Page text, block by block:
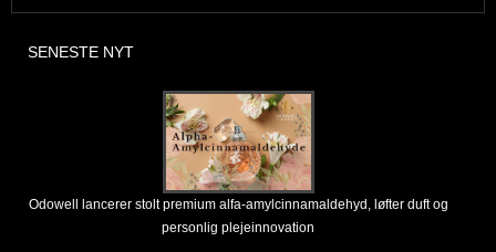
SENESTE NYT
Odowell lancerer stolt premium alfa-amylcinnamaldehyd, løfter duft og
personlig plejeinnovation